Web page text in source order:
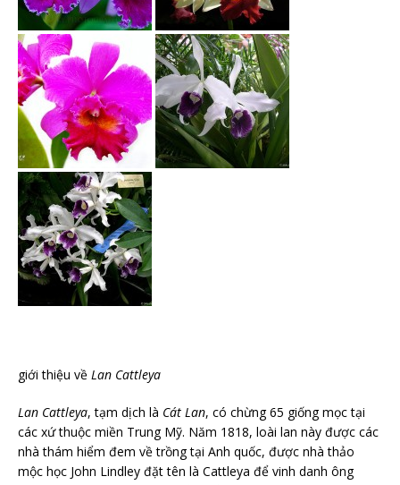
giới thiệu về Lan Cattleya
Lan Cattleya, tạm dịch là Cát Lan, có chừng 65 giống mọc tại
các xứ thuộc miền Trung Mỹ. Năm 1818, loài lan này được các
nhà thám hiểm đem về trồng tại Anh quốc, được nhà thảo
mộc học John Lindley đặt tên là Cattleya để vinh danh ông